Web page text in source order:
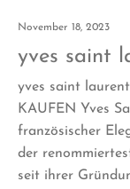
November 18, 2023
yves saint
yves saint
KAUFEN Yves
französischer
der
seit ihrer